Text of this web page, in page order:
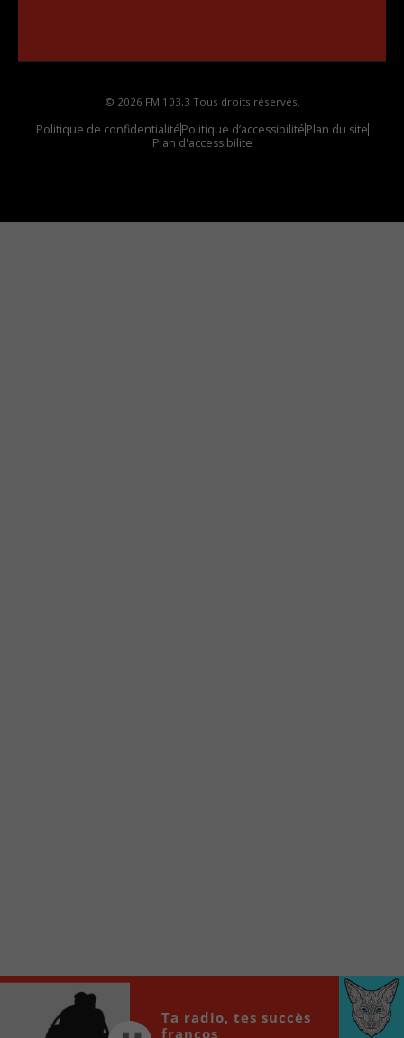
© 2026 FM 103,3 Tous droits réservés.
Politique de confidentialitéPolitique d’accessibilitéPlan du site
Plan d'accessibilite
locale vous sont maintenant accessibles en un clic!
Audio
Player
00:00
Ta radio, tes succès
francos